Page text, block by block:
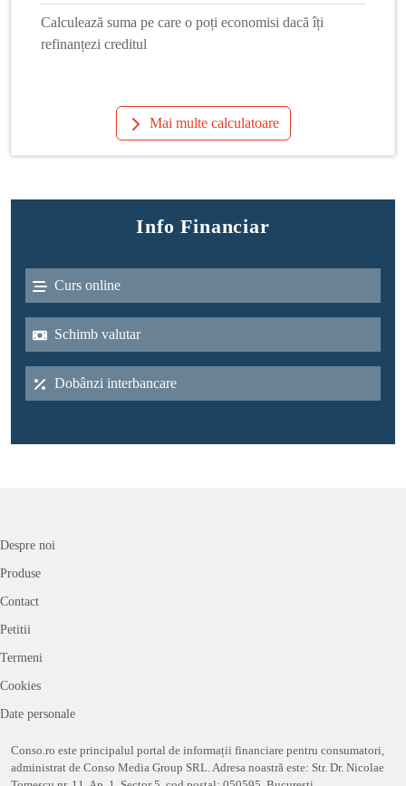
Calculează suma pe care o poți economisi dacă îți
refinanțezi creditul
Mai multe calculatoare
Info Financiar
Curs online
Schimb valutar
Dobânzi interbancare
Despre noi
Produse
Contact
Petitii
Termeni
Cookies
Date personale
Conso.ro este principalul portal de informații financiare pentru consumatori,
administrat de Conso Media Group SRL. Adresa noastră este: Str. Dr. Nicolae